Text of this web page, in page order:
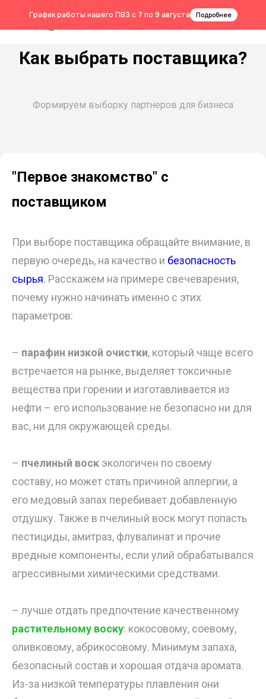
График работы нашего ПВЗ с 7 по 9 августа Подробнее
Как выбрать поставщика?
Формируем выборку партнеров для бизнеса
"Первое знакомство" с
поставщиком
При выборе поставщика обращайте внимание, в
первую очередь, на качество и безопасность
сырья. Расскажем на примере свечеварения,
почему нужно начинать именно с этих
параметров:
– парафин низкой очистки, который чаще всего
встречается на рынке, выделяет токсичные
вещества при горении и изготавливается из
нефти – его использование не безопасно ни для
вас, ни для окружающей среды.
– пчелиный воск экологичен по своему
составу, но может стать причиной аллергии, а
его медовый запах перебивает добавленную
отдушку. Также в пчелиный воск могут попасть
пестициды, амитраз, флувалинат и прочие
вредные компоненты, если улий обрабатывался
агрессивными химическими средствами.
– лучше отдать предпочтение качественному
растительному воску: кокосовому, соевому,
оливковому, абрикосовому. Минимум запаха,
безопасный состав и хорошая отдача аромата.
Из-за низкой температуры плавления они